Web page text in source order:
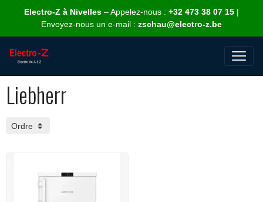
Electro-Z à Nivelles – Appelez-nous : +32 473 38 07 15 |
Envoyez-nous un e-mail : zschau@electro-z.be
Liebherr